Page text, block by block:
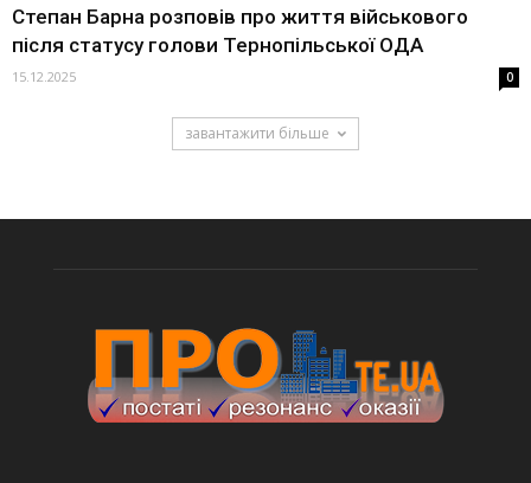
Степан Барна розповів про життя військового
після статусу голови Тернопільської ОДА
15.12.2025 0
завантажити більше